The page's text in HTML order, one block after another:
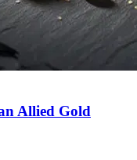
Allied Gold